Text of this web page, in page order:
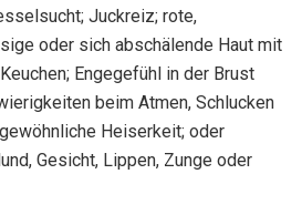
Juckreiz; rote,
oder sich abschälende Haut mit
Engegefühl in der Brust
beim Atmen, Schlucken
Heiserkeit; oder
Gesicht, Lippen, Zunge oder